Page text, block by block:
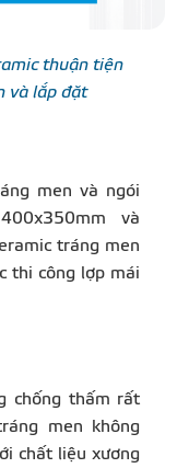
thuận tiện
và lắp đặt
men và ngói
và
tráng men
thi công lợp mái
chống thấm rất
men không
chất liệu xương